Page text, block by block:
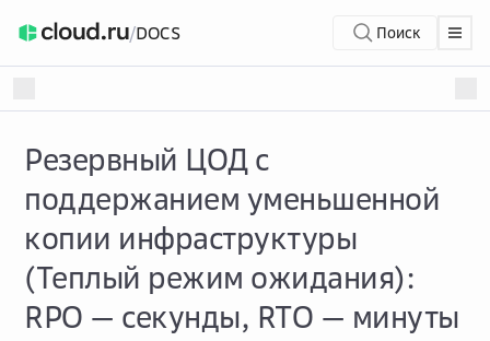
/DOCS Поиск
Резервный ЦОД с
поддержанием уменьшенной
копии инфраструктуры
(Теплый режим ожидания):
RPO — секунды, RTO — минуты